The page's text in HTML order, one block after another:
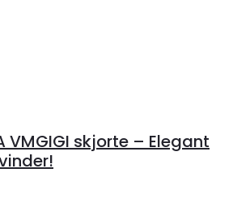
VMGIGI skjorte – Elegant